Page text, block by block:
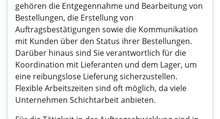
gehören die Entgegennahme und Bearbeitung von
Bestellungen, die Erstellung von
Auftragsbestätigungen sowie die Kommunikation
mit Kunden über den Status ihrer Bestellungen.
Darüber hinaus sind Sie verantwortlich für die
Koordination mit Lieferanten und dem Lager, um
eine reibungslose Lieferung sicherzustellen.
Flexible Arbeitszeiten sind oft möglich, da viele
Unternehmen Schichtarbeit anbieten.